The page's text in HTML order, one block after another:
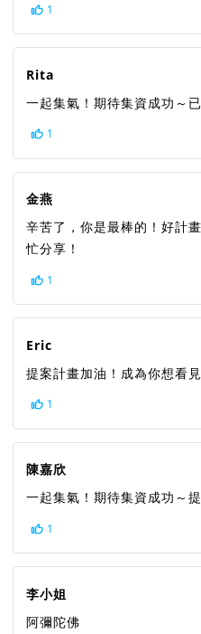
1
Rita
一起集氣！期待集資成功～
1
金燕
辛苦了，你是最棒的！好計
忙分享！
1
Eric
提案計畫加油！成為你想看見
1
陳嘉欣
一起集氣！期待集資成功～
1
李小姐
阿彌陀佛